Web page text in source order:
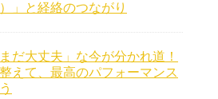
」と経絡のつながり
だ大丈夫」な今が分かれ道！
えて、最高のパフォーマンス